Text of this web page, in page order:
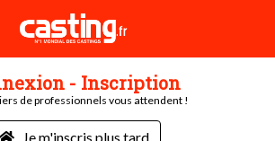
- Inscription
de professionnels vous attendent !
Je m'inscris plus tard